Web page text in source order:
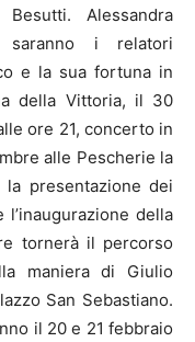
Alessandra
saranno i relatori
e la sua fortuna in
della Vittoria, il 30
ore 21, concerto in
alle Pescherie la
presentazione dei
della
tornerà il percorso
maniera di Giulio
San Sebastiano.
il 20 e 21 febbraio